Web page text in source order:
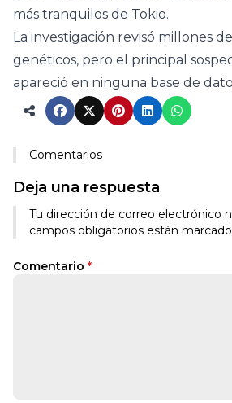
más tranquilos de Tokio.
La investigación revisó millones
genéticos, pero el principal
apareció en ninguna base de
Comentarios
Deja una respuesta
Tu dirección de correo electrónico
campos obligatorios están
Comentario *